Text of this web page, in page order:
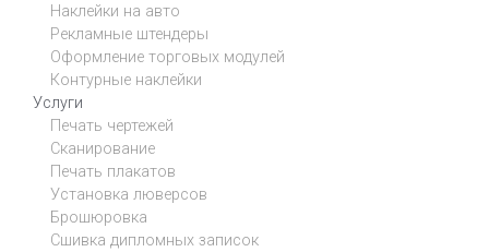
Наклейки на авто
Рекламные штендеры
Оформление торговых модулей
Контурные наклейки
Услуги
Печать чертежей
Сканирование
Печать плакатов
Установка люверсов
Брошюровка
Сшивка дипломных записок